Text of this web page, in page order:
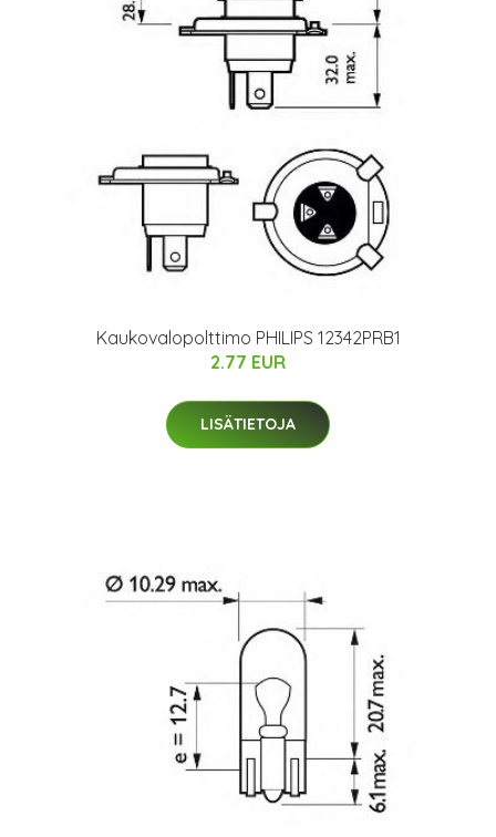
Kaukovalopolttimo PHILIPS 12342PRB1
2.77 EUR
LISÄTIETOJA